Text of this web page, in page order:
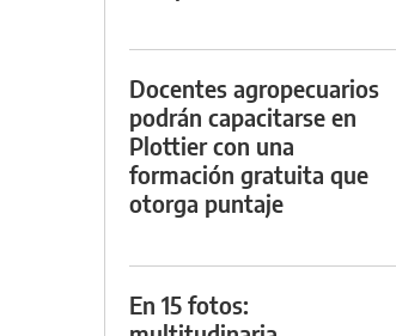
Docentes agropecuarios
podrán capacitarse en
Plottier con una
formación gratuita que
otorga puntaje
En 15 fotos: